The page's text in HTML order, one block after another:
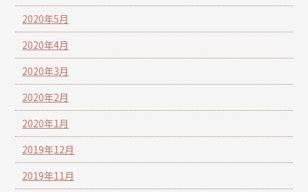
2020年5月
2020年4月
2020年3月
2020年2月
2020年1月
2019年12月
2019年11月